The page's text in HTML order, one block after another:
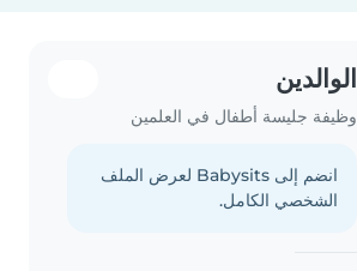
الوالدين
وظيفة جليسة أطفال في العلمين
انضم إلى Babysits لعرض الملف
الشخصي الكامل.